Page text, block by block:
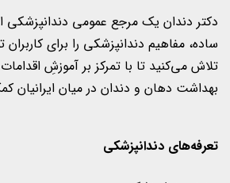
دکتر دندان یک مرجع عمومی دندانپزشکی
ساده، مفاهیم دندانپزشکی را برای
تلاش می‌کنید تا با تمرکز بر آموزشِ اقدامات
بهداشت دهان و دندان در میان ایرانیان
تعرفه‌های دندانپزشکی